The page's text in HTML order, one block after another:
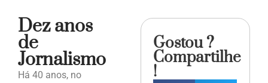
Dez anos
de
Jornalismo
Há 40 anos, no
Gostou ?
Compartilhe
!